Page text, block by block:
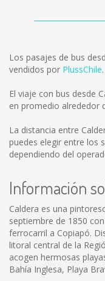
Los pasajes de bus
vendidos por PlussChile.
El viaje con bus desde
en promedio alrededor
La distancia entre
puedes elegir entre los
dependiendo del
Información
Caldera es una
septiembre de 1850
ferrocarril a Copiapó.
litoral central de la
acogen hermosas
Bahía Inglesa, Playa